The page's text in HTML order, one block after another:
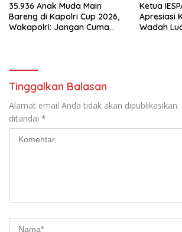
35.936 Anak Muda Main
Bareng di Kapolri Cup 2026,
Wakapolri: Jangan Cuma
Ketua
Apresiasi
Wadah
Tinggalkan Balasan
Alamat email Anda tidak akan dipublikasikan.
ditandai *